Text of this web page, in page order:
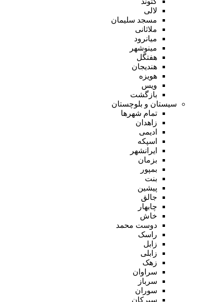
لالی
مسجد سلیمان
ملاثانی
میانرود
مینوشهر
هفتگل
هندیجان
هویزه
ویس
بازگشت
سیستان و بلوچستان
تمام شهر‌ها
زاهدان
ادیمی
اسپکه
ایرانشهر
بزمان
بمپور
بنت
پیشین
جالق
چابهار
خاش
دوست محمد
راسک
زابل
زابلی
زهک
سراوان
سرباز
سوران
سیرکان